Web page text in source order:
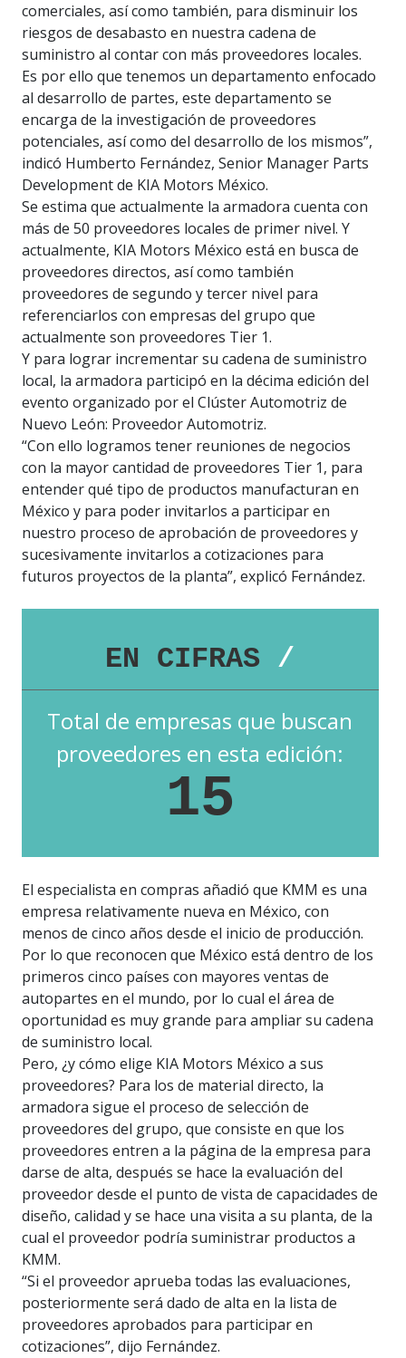
comerciales, así como también, para disminuir los
riesgos de desabasto en nuestra cadena de
suministro al contar con más proveedores locales.
Es por ello que tenemos un departamento enfocado
al desarrollo de partes, este departamento se
encarga de la investigación de proveedores
potenciales, así como del desarrollo de los mismos”,
indicó Humberto Fernández, Senior Manager Parts
Development de KIA Motors México.
Se estima que actualmente la armadora cuenta con
más de 50 proveedores locales de primer nivel. Y
actualmente, KIA Motors México está en busca de
proveedores directos, así como también
proveedores de segundo y tercer nivel para
referenciarlos con empresas del grupo que
actualmente son proveedores Tier 1.
Y para lograr incrementar su cadena de suministro
local, la armadora participó en la décima edición del
evento organizado por el Clúster Automotriz de
Nuevo León: Proveedor Automotriz.
“Con ello logramos tener reuniones de negocios
con la mayor cantidad de proveedores Tier 1, para
entender qué tipo de productos manufacturan en
México y para poder invitarlos a participar en
nuestro proceso de aprobación de proveedores y
sucesivamente invitarlos a cotizaciones para
futuros proyectos de la planta”, explicó Fernández.
EN CIFRAS /
Total de empresas que buscan
proveedores en esta edición:
15
El especialista en compras añadió que KMM es una
empresa relativamente nueva en México, con
menos de cinco años desde el inicio de producción.
Por lo que reconocen que México está dentro de los
primeros cinco países con mayores ventas de
autopartes en el mundo, por lo cual el área de
oportunidad es muy grande para ampliar su cadena
de suministro local.
Pero, ¿y cómo elige KIA Motors México a sus
proveedores? Para los de material directo, la
armadora sigue el proceso de selección de
proveedores del grupo, que consiste en que los
proveedores entren a la página de la empresa para
darse de alta, después se hace la evaluación del
proveedor desde el punto de vista de capacidades de
diseño, calidad y se hace una visita a su planta, de la
cual el proveedor podría suministrar productos a
KMM.
“Si el proveedor aprueba todas las evaluaciones,
posteriormente será dado de alta en la lista de
proveedores aprobados para participar en
cotizaciones”, dijo Fernández.